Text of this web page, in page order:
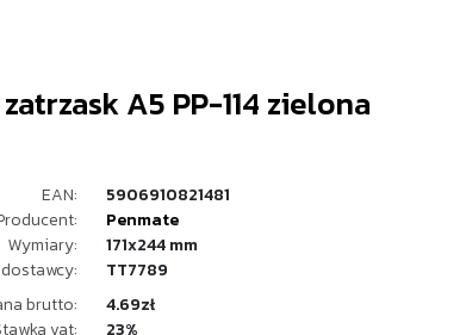
A5 PP-114 zielona
EAN:
5906910821481
Penmate
Wymiary:
171x244 mm
TT7789
brutto:
4.69zł
vat:
23%